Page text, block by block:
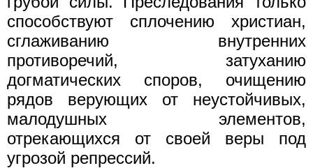
способствуют сплочению христиан,
сглаживанию внутренних
противоречий, затуханию
догматических споров, очищению
рядов верующих от неустойчивых,
малодушных элементов,
отрекающихся от своей веры под
угрозой репрессий.